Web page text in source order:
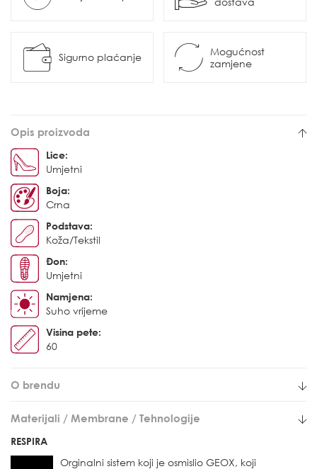
Sigurno plaćanje
Mogućnost
zamjene
Opis proizvoda
Lice:
Umjetni
Boja:
Crna
Podstava:
Koža/Tekstil
Đon:
Umjetni
Namjena:
Suho vrijeme
Visina pete:
60
O brendu
Materijali / Membrane / Tehnologije
RESPIRA
Orginalni sistem koji je osmislio GEOX, koji